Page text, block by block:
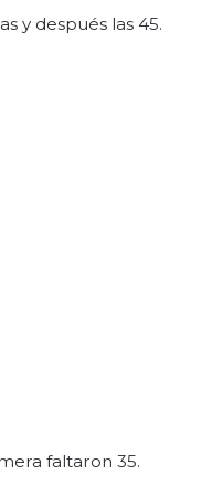
y después las 45.
faltaron 35.